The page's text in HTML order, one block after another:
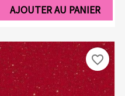
AJOUTER AU PANIER
favorite_border